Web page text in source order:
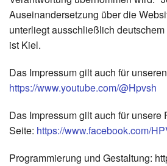
Auseinandersetzung über die
unterliegt ausschließlich
ist Kiel.
Das Impressum gilt auch für
https://www.youtube.com/@Hpvsh
Das Impressum gilt auch für unsere
Seite: https://www.facebook.com/
Programmierung und Gestaltung: